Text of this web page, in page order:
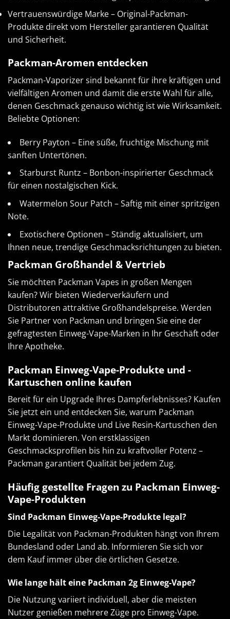
Vertrauenswürdige Marke – Original-Packman-
Produkte direkt vom Hersteller garantieren Qualität
und Sicherheit.
Packman-Aromen entdecken
Packman-Vaporizer sind bekannt für ihre kräftigen und
vielfältigen Aromen und damit die erste Wahl für alle,
denen Geschmack genauso wichtig ist wie Wirksamkeit.
Beliebte Optionen:
Berry Payton – Eine süße, fruchtige Mischung mit
sanften Untertönen.
Starburst Runtz – Bonbon-inspirierter Geschmack
für einen nostalgischen Kick.
Watermelon Sour Patch – Saftig mit einer spritzigen
Note.
Exotischere Optionen – Ständig aktualisiert, um
Ihnen neue, trendige Geschmacksrichtungen zu bieten.
Packman Großhandel & Vertrieb
Sie möchten Packman Vapes in großen Mengen
kaufen? Wir bieten Wiederverkäufern und
Distributoren attraktive Großhandelspreise. Werden
Sie Partner von Packman und bringen Sie eine der
gefragtesten Einweg-Vape-Marken in Ihr Geschäft oder
Ihre Apotheke.
Packman Einweg-Vape-Produkte und -
Kartuschen online kaufen
Bereit für ein Upgrade Ihres Dampferlebnisses? Kaufen
Sie jetzt ein und entdecken Sie, warum Packman
Einweg-Vape-Produkte und Live Resin-Kartuschen den
Markt dominieren. Von erstklassigen
Geschmacksprofilen bis hin zu kraftvoller Potenz –
Packman garantiert Qualität bei jedem Zug.
Häufig gestellte Fragen zu Packman Einweg-
Vape-Produkten
Sind Packman Einweg-Vape-Produkte legal?
Die Legalität von Packman-Produkten hängt von Ihrem
Bundesland oder Land ab. Informieren Sie sich vor
dem Kauf immer über die örtlichen Gesetze.
Wie lange hält eine Packman 2g Einweg-Vape?
Die Nutzung variiert individuell, aber die meisten
Nutzer genießen mehrere Züge pro Einweg-Vape.